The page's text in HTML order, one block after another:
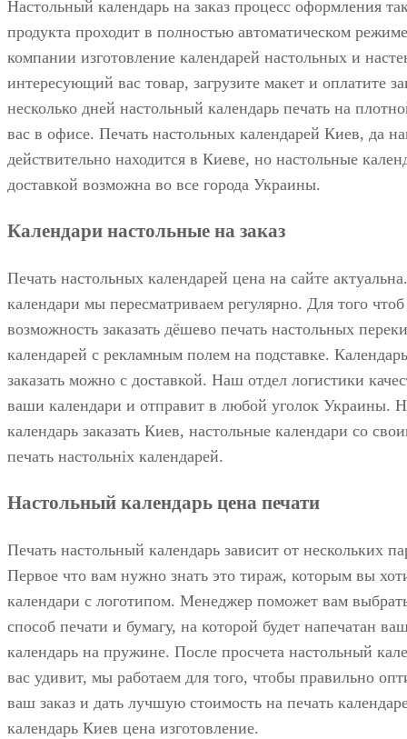
Настольный календарь на заказ процесс оформления
продукта проходит в полностью автоматическом
компании изготовление календарей настольных и
интересующий вас товар, загрузите макет и оплатите
несколько дней настольный календарь печать на
вас в офисе. Печать настольных календарей Киев, да
действительно находится в Киеве, но настольные
доставкой возможна во все города Украины.
Календари настольные на заказ
Печать настольных календарей цена на сайте
календари мы пересматриваем регулярно. Для того
возможность заказать дёшево печать настольных
календарей с рекламным полем на подставке.
заказать можно с доставкой. Наш отдел логистики
ваши календари и отправит в любой уголок Украины.
календарь заказать Киев, настольные календари со
печать настольніх календарей.
Настольный календарь цена печати
Печать настольный календарь зависит от нескольких
Первое что вам нужно знать это тираж, которым вы
календари с логотипом. Менеджер поможет вам
способ печати и бумагу, на которой будет напечатан
календарь на пружине. После просчета настольный
вас удивит, мы работаем для того, чтобы правильно
ваш заказ и дать лучшую стоимость на печать
календарь Киев цена изготовление.